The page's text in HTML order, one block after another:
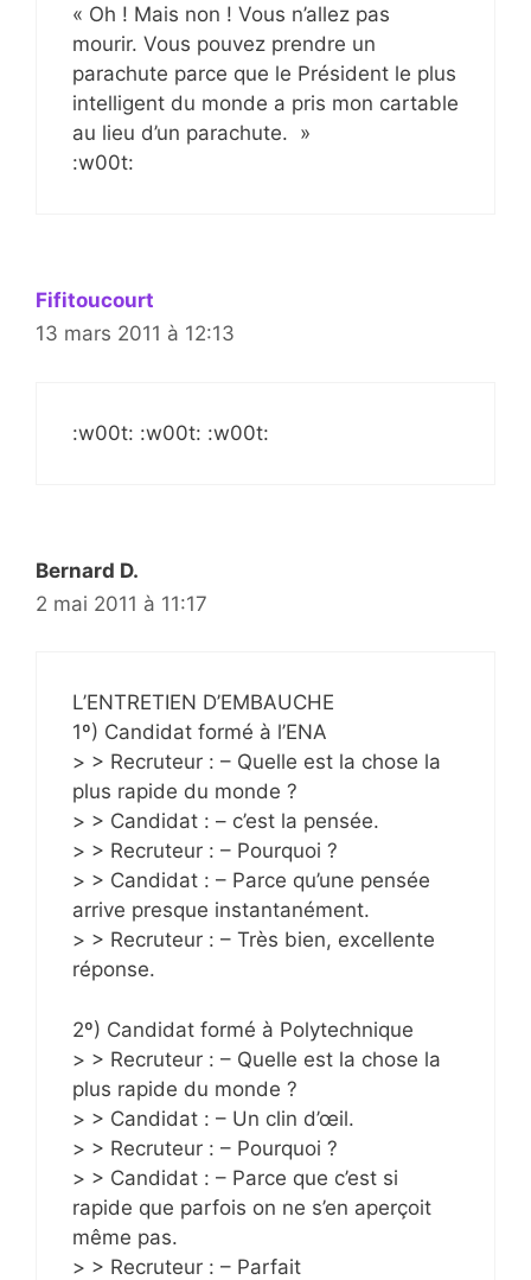
« Oh ! Mais non ! Vous n’allez pas
mourir. Vous pouvez prendre un
parachute parce que le Président le plus
intelligent du monde a pris mon cartable
au lieu d’un parachute. »
:w00t:
Fifitoucourt
13 mars 2011 à 12:13
:w00t: :w00t: :w00t:
Bernard D.
2 mai 2011 à 11:17
L’ENTRETIEN D’EMBAUCHE
1º) Candidat formé à l’ENA
> > Recruteur : – Quelle est la chose la
plus rapide du monde ?
> > Candidat : – c’est la pensée.
> > Recruteur : – Pourquoi ?
> > Candidat : – Parce qu’une pensée
arrive presque instantanément.
> > Recruteur : – Très bien, excellente
réponse.
2º) Candidat formé à Polytechnique
> > Recruteur : – Quelle est la chose la
plus rapide du monde ?
> > Candidat : – Un clin d’œil.
> > Recruteur : – Pourquoi ?
> > Candidat : – Parce que c’est si
rapide que parfois on ne s’en aperçoit
même pas.
> > Recruteur : – Parfait